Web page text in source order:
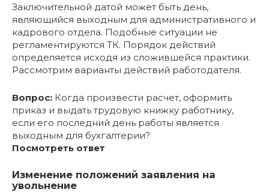
Заключительной датой может быть день,
являющийся выходным для административного и
кадрового отдела. Подобные ситуации не
регламентируются ТК. Порядок действий
определяется исходя из сложившейся практики.
Рассмотрим варианты действий работодателя.
Вопрос: Когда произвести расчет, оформить
приказ и выдать трудовую книжку работнику,
если его последний день работы является
выходным для бухгалтерии?
Посмотреть ответ
Изменение положений заявления на
увольнение